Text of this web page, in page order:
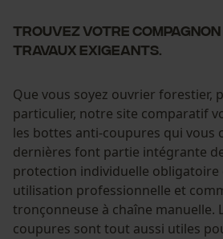
Trouvez votre
travaux exigeants.
Que vous soyez ouvrier forestier,
particulier, notre site comparatif
les bottes anti-coupures qui vous
dernières font partie intégrante
protection individuelle obligatoire
utilisation professionnelle et
tronçonneuse à chaîne manuelle.
coupures sont tout aussi utiles